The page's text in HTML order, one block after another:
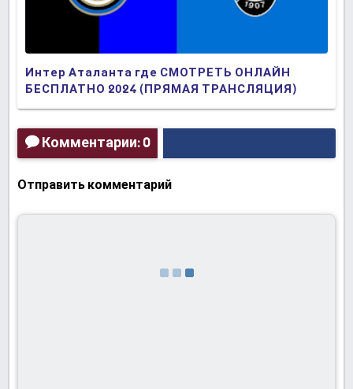
Интер Аталанта где СМОТРЕТЬ ОНЛАЙН
БЕСПЛАТНО 2024 (ПРЯМАЯ ТРАНСЛЯЦИЯ)
Комментарии: 0
Отправить комментарий